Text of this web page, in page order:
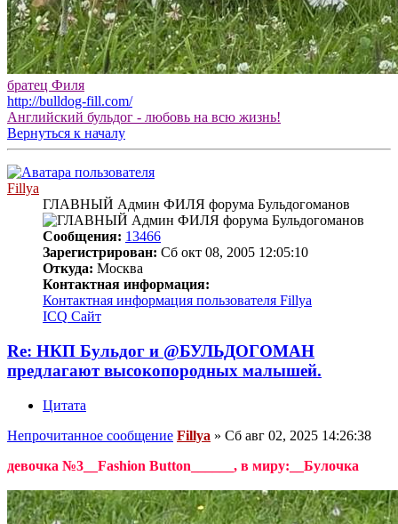
братец Филя
http://bulldog-fill.com/
Английский бульдог - любовь на всю жизнь!
Вернуться к началу
Fillya
ГЛАВНЫЙ Админ ФИЛЯ форума Бульдогоманов
Сообщения: 13466
Зарегистрирован: Сб окт 08, 2005 12:05:10
Откуда: Москва
Контактная информация:
Контактная информация пользователя Fillya
ICQ Сайт
Re: НКП Бульдог и @БУЛЬДОГОМАН
предлагают высокопородных малышей.
Цитата
Непрочитанное сообщение Fillya » Сб авг 02, 2025 14:26:38
девочка №3__Fashion Button______, в миру:__Булочка